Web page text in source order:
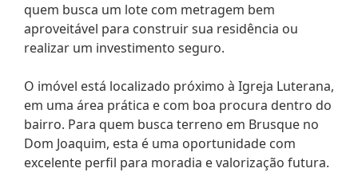
quem busca um lote com metragem bem
aproveitável para construir sua residência ou
realizar um investimento seguro.
O imóvel está localizado próximo à Igreja Luterana,
em uma área prática e com boa procura dentro do
bairro. Para quem busca terreno em Brusque no
Dom Joaquim, esta é uma oportunidade com
excelente perfil para moradia e valorização futura.